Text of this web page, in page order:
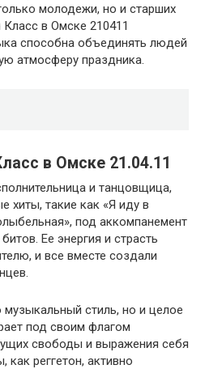
молодежи, но и старших
в Омске 210411
способна объединять людей
атмосферу праздника.
в Омске 21.04.11
и танцовщица,
хиты, такие как «Я иду в
под аккомпанемент
Ее энергия и страсть
и все вместе создали
музыкальный стиль, но и целое
под своим флагом
свободы и выражения себя
как реггетон, активно